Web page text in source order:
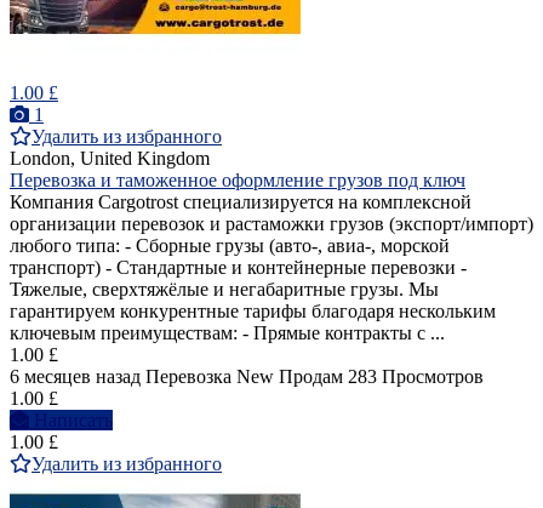
1.00 £
1
Удалить из избранного
London, United Kingdom
Перевозка и таможенное оформление грузов под ключ
Компания Cargotrost специализируется на комплексной
организации перевозок и растаможки грузов (экспорт/импорт)
любого типа: - Сборные грузы (авто-, авиа-, морской
транспорт) - Стандартные и контейнерные перевозки -
Тяжелые, сверхтяжёлые и негабаритные грузы. Мы
гарантируем конкурентные тарифы благодаря нескольким
ключевым преимуществам: - Прямые контракты с ...
1.00 £
6 месяцев назад Перевозка New Продам 283 Просмотров
1.00 £
Написать
1.00 £
Удалить из избранного